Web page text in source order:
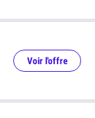
Voir l'offre